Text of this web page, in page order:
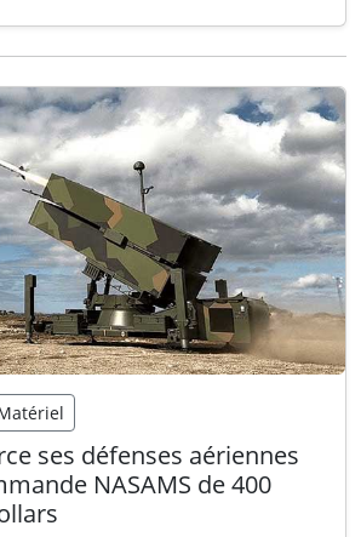
menaces aériennes en
batteries NASAMS
Surface to Air Missile…Lire
ses défenses aériennes
NASAMS de 400